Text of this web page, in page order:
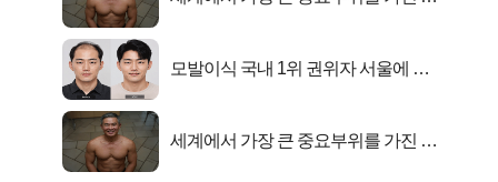
모발이식 국내 1위 권위자 서울에 있
세계에서 가장 큰 중요부위를 가진 남